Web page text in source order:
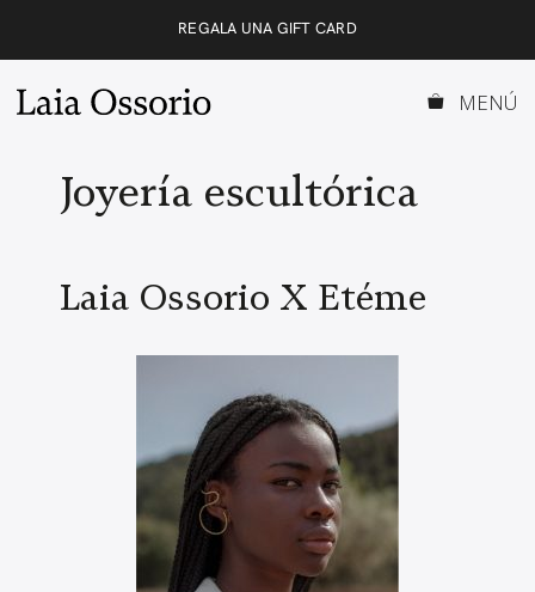
REGALA UNA GIFT CARD
MENÚ
Joyería escultórica
Laia Ossorio X Etéme